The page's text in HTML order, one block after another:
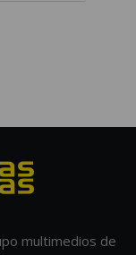
multimedios de